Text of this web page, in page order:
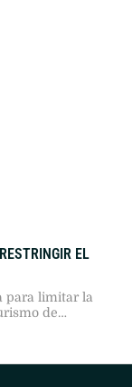
EL
para limitar la
de
Supremo,